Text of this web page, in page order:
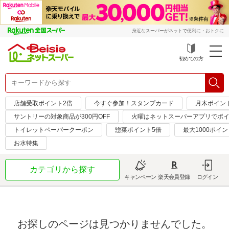
身近なスーパーがネットで便利に・おトクに
初めての方
店舗受取ポイント2倍 今すぐ参加！スタンプカード
月木ポイン
サントリーの対象商品が300円OFF
火曜はネットスーパーアプリでポ
トイレットペーパークーポン
惣菜ポイント5倍
最大1000ポイン
お水特集
カテゴリから探す
キャンペーン 楽天会員登録 ログイン
お探しのページは見つかりませんでした。